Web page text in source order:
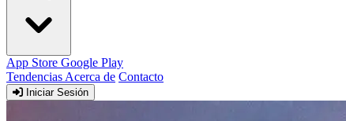
App Store Google Play
Tendencias Acerca de Contacto
Iniciar Sesión